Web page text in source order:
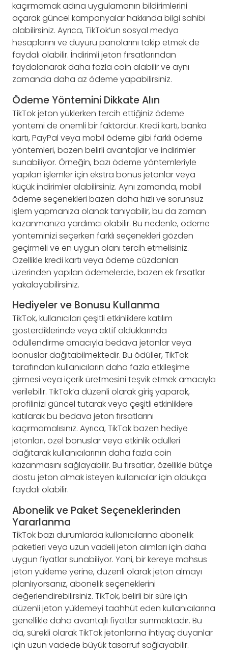
kaçırmamak adına uygulamanın bildirimlerini
açarak güncel kampanyalar hakkında bilgi sahibi
olabilirsiniz. Ayrıca, TikTok’un sosyal medya
hesaplarını ve duyuru panolarını takip etmek de
faydalı olabilir. İndirimli jeton fırsatlarından
faydalanarak daha fazla coin alabilir ve aynı
zamanda daha az ödeme yapabilirsiniz.
Ödeme Yöntemini Dikkate Alın
TikTok jeton yüklerken tercih ettiğiniz ödeme
yöntemi de önemli bir faktördür. Kredi kartı, banka
kartı, PayPal veya mobil ödeme gibi farklı ödeme
yöntemleri, bazen belirli avantajlar ve indirimler
sunabiliyor. Örneğin, bazı ödeme yöntemleriyle
yapılan işlemler için ekstra bonus jetonlar veya
küçük indirimler alabilirsiniz. Aynı zamanda, mobil
ödeme seçenekleri bazen daha hızlı ve sorunsuz
işlem yapmanıza olanak tanıyabilir, bu da zaman
kazanmanıza yardımcı olabilir. Bu nedenle, ödeme
yönteminizi seçerken farklı seçenekleri gözden
geçirmeli ve en uygun olanı tercih etmelisiniz.
Özellikle kredi kartı veya ödeme cüzdanları
üzerinden yapılan ödemelerde, bazen ek fırsatlar
yakalayabilirsiniz.
Hediyeler ve Bonusu Kullanma
TikTok, kullanıcıları çeşitli etkinliklere katılım
gösterdiklerinde veya aktif olduklarında
ödüllendirme amacıyla bedava jetonlar veya
bonuslar dağıtabilmektedir. Bu ödüller, TikTok
tarafından kullanıcıların daha fazla etkileşime
girmesi veya içerik üretmesini teşvik etmek amacıyla
verilebilir. TikTok’a düzenli olarak giriş yaparak,
profilinizi güncel tutarak veya çeşitli etkinliklere
katılarak bu bedava jeton fırsatlarını
kaçırmamalısınız. Ayrıca, TikTok bazen hediye
jetonları, özel bonuslar veya etkinlik ödülleri
dağıtarak kullanıcılarının daha fazla coin
kazanmasını sağlayabilir. Bu fırsatlar, özellikle bütçe
dostu jeton almak isteyen kullanıcılar için oldukça
faydalı olabilir.
Abonelik ve Paket Seçeneklerinden
Yararlanma
TikTok bazı durumlarda kullanıcılarına abonelik
paketleri veya uzun vadeli jeton alımları için daha
uygun fiyatlar sunabiliyor. Yani, bir kereye mahsus
jeton yükleme yerine, düzenli olarak jeton almayı
planlıyorsanız, abonelik seçeneklerini
değerlendirebilirsiniz. TikTok, belirli bir süre için
düzenli jeton yüklemeyi taahhüt eden kullanıcılarına
genellikle daha avantajlı fiyatlar sunmaktadır. Bu
da, sürekli olarak TikTok jetonlarına ihtiyaç duyanlar
için uzun vadede büyük tasarruf sağlayabilir.